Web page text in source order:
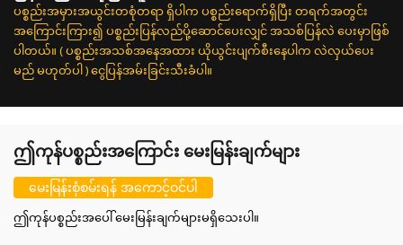
ပစ္စည်းအမှားအယွင်းတစုံတရာ ရှိပါက ပစ္စည်းရောက်ရှိပြီး တရက်အတွင်း
အကြောင်းကြား၍ ပစ္စည်းပြန်လည်ပို့ဆောင်ပေးလျှင် အသစ်ပြန်လဲ ပေးမှာဖြစ်
ပါတယ်။ ( ပစ္စည်းအသစ်အနေအထား ယိုယွင်းပျက်စီးနေပါက လဲလှယ်ပေး
မည် မဟုတ်ပါ ) ငွေပြန်အမ်းခြင်းသီးခံပါ။
ဤကုန်ပစ္စည်းအကြောင်း မေးမြန်းချက်များ
မေးမြန်းစုံစမ်းရန် အကောင့်ဝင်ပါ
ဤကုန်ပစ္စည်းအပေါ် မေးမြန်းချက်များမရှိသေးပါ။